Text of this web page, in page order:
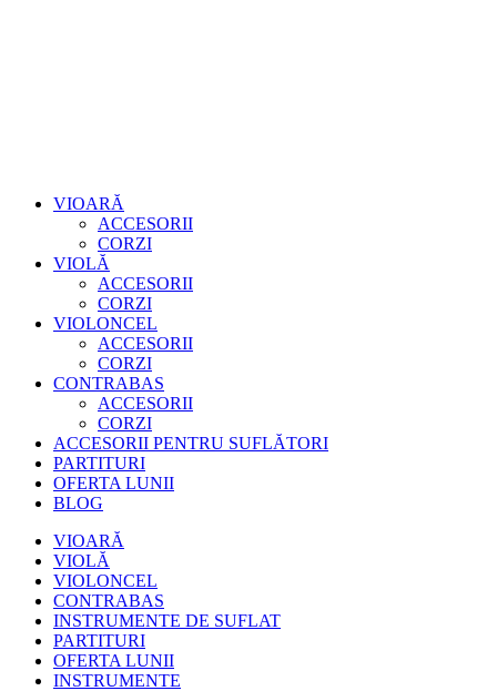
VIOARĂ
ACCESORII
CORZI
VIOLĂ
ACCESORII
CORZI
VIOLONCEL
ACCESORII
CORZI
CONTRABAS
ACCESORII
CORZI
ACCESORII PENTRU SUFLĂTORI
PARTITURI
OFERTA LUNII
BLOG
VIOARĂ
VIOLĂ
VIOLONCEL
CONTRABAS
INSTRUMENTE DE SUFLAT
PARTITURI
OFERTA LUNII
INSTRUMENTE